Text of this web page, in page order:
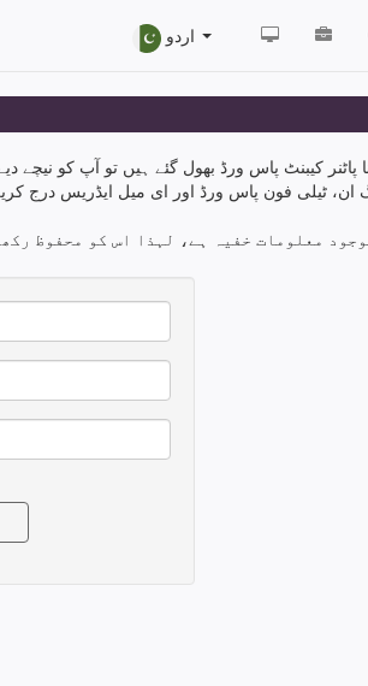
اردو
پاٹنر کیبنٹ پاس ورڈ بھول گئے ہیں تو آپ کو
ان، ٹیلی فون پاس ورڈ اور ای میل ایڈریس درج
معلومات خفیہ ہے، لہذا اس کو محفوظ